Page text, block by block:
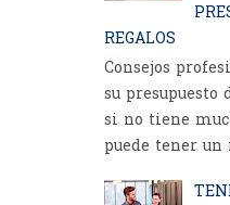
REGALOS
Consejos
su presupuesto
si no tiene
puede tener un